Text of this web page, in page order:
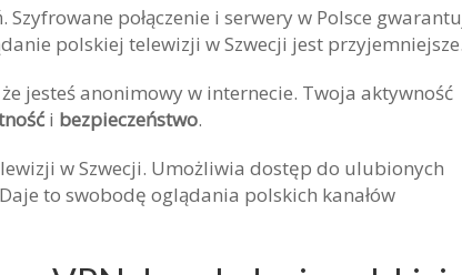
połączenie i serwery w Polsce
polskiej telewizji w Szwecji jest
jesteś anonimowy w internecie. Twoja aktywność
i bezpieczeństwo.
w Szwecji. Umożliwia dostęp do ulubionych
to swobodę oglądania polskich kanałów